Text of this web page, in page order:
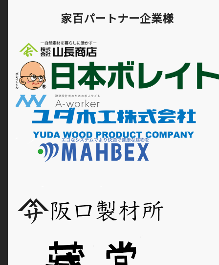
本町/広陵町/大和高田市/葛城
市/天理市/橿原市 兵庫県
西宮市/伊丹市/川西市/宝塚市/
三田市/神戸市（場所によりま
す） /
家百パートナー企業様